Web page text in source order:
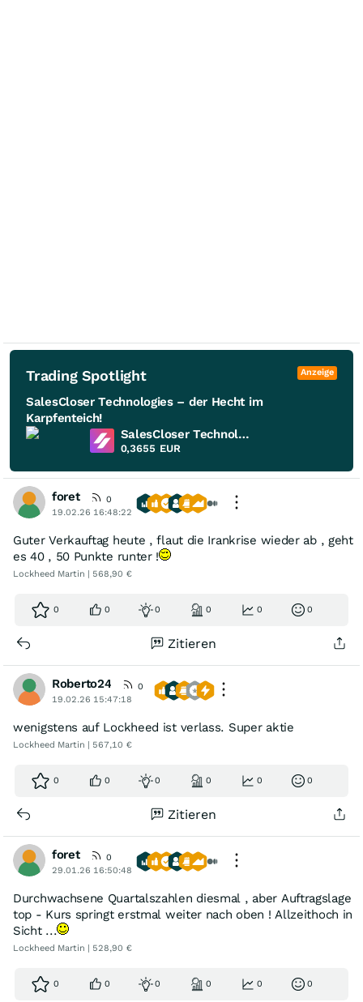
Trading Spotlight Anzeige
SalesCloser Technologies – der Hecht im
Karpfenteich!
SalesCloser Technologies
0,3655 EUR
foret
0
19.02.26 16:48:22
Guter Verkauftag heute , flaut die Irankrise wieder ab , geht
es 40 , 50 Punkte runter !
Lockheed Martin | 568,90 €
0 0 0 0 0 0
Zitieren
Roberto24
0
19.02.26 15:47:18
wenigstens auf Lockheed ist verlass. Super aktie
Lockheed Martin | 567,10 €
0 0 0 0 0 0
Zitieren
foret
0
29.01.26 16:50:48
Durchwachsene Quartalszahlen diesmal , aber Auftragslage
top - Kurs springt erstmal weiter nach oben ! Allzeithoch in
Sicht ...
Lockheed Martin | 528,90 €
0 0 0 0 0 0